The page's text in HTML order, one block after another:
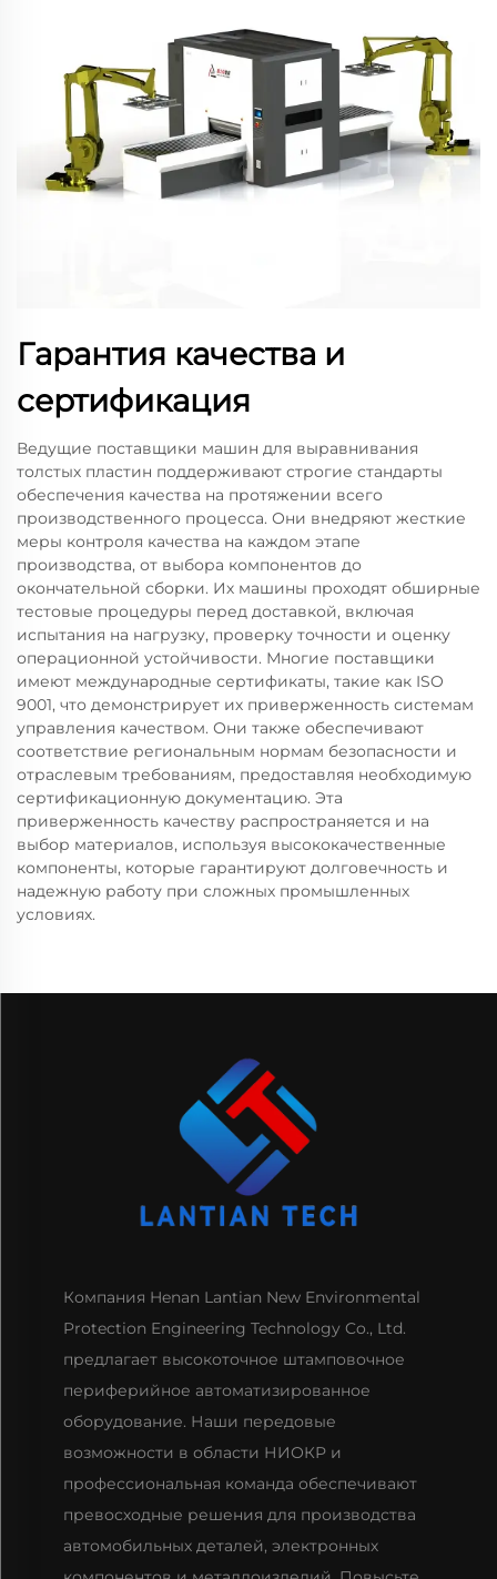
Гарантия качества и
сертификация
Ведущие поставщики машин для выравнивания
толстых пластин поддерживают строгие стандарты
обеспечения качества на протяжении всего
производственного процесса. Они внедряют жесткие
меры контроля качества на каждом этапе
производства, от выбора компонентов до
окончательной сборки. Их машины проходят обширные
тестовые процедуры перед доставкой, включая
испытания на нагрузку, проверку точности и оценку
операционной устойчивости. Многие поставщики
имеют международные сертификаты, такие как ISO
9001, что демонстрирует их приверженность системам
управления качеством. Они также обеспечивают
соответствие региональным нормам безопасности и
отраслевым требованиям, предоставляя необходимую
сертификационную документацию. Эта
приверженность качеству распространяется и на
выбор материалов, используя высококачественные
компоненты, которые гарантируют долговечность и
надежную работу при сложных промышленных
условиях.
Компания Henan Lantian New Environmental
Protection Engineering Technology Co., Ltd.
предлагает высокоточное штамповочное
периферийное автоматизированное
оборудование. Наши передовые
возможности в области НИОКР и
профессиональная команда обеспечивают
превосходные решения для производства
автомобильных деталей, электронных